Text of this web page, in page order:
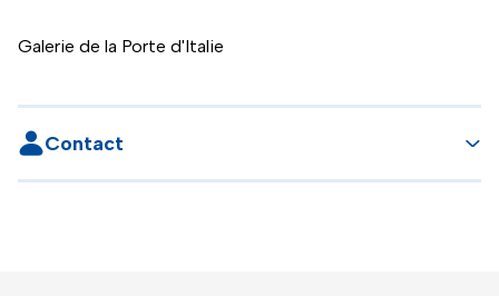
Galerie de la Porte d'Italie
Contact